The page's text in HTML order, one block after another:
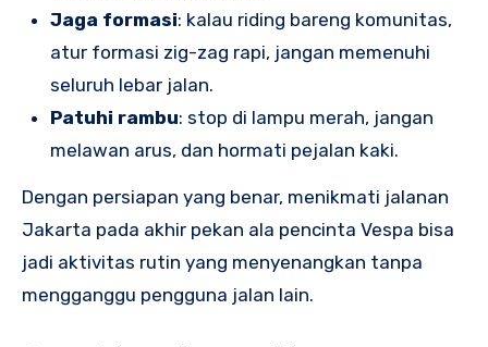
Jaga formasi: kalau riding bareng komunitas,
atur formasi zig-zag rapi, jangan memenuhi
seluruh lebar jalan.
Patuhi rambu: stop di lampu merah, jangan
melawan arus, dan hormati pejalan kaki.
Dengan persiapan yang benar, menikmati jalanan
Jakarta pada akhir pekan ala pencinta Vespa bisa
jadi aktivitas rutin yang menyenangkan tanpa
mengganggu pengguna jalan lain.